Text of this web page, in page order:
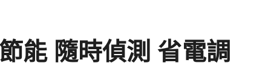
能 隨時偵測 省電調